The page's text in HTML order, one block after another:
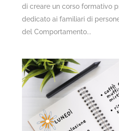
di creare un corso formativo
dedicato ai familiari di
del Comportamento...